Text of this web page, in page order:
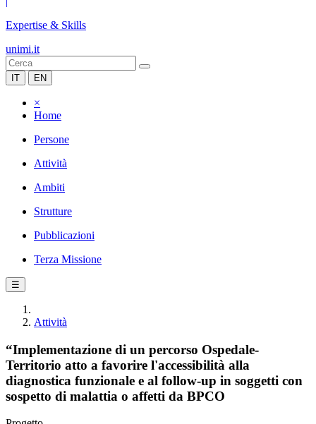
Expertise & Skills
unimi.it
IT EN
×
Home
Persone
Attività
Ambiti
Strutture
Pubblicazioni
Terza Missione
☰
Attività
“Implementazione di un percorso Ospedale-
Territorio atto a favorire l'accessibilità alla
diagnostica funzionale e al follow-up in soggetti con
sospetto di malattia o affetti da BPCO